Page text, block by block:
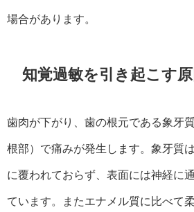
場合があります。
知覚過敏を引き起こす原
歯肉が下がり、歯の根元である象牙
根部）で痛みが発生します。象牙質
に覆われておらず、表面には神経に
ています。またエナメル質に比べて